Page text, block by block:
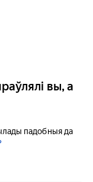
вы, а
падобныя да